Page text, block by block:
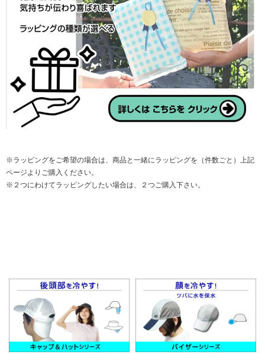
※ラッピングをご希望の場合は、商品と一緒にラッピングを（件数ごと）上記
ページよりご購入ください。
※２つにわけてラッピングしたい場合は、２つご購入下さい。